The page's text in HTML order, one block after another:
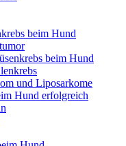
beim Hund
beim Hund
und Liposarkome
Hund erfolgreich